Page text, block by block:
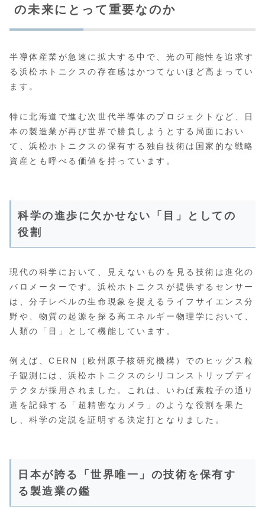
の未来にとって重要なのか
半導体産業が急速に拡大する中で、光の可能性を追求す
る浜松ホトニクスの存在感はかつてないほど高まってい
ます。
特に北海道で進む次世代半導体のプロジェクトなど、日
本の製造業が再び世界で勝負しようとする局面におい
て、浜松ホトニクスの保有する独自技術は国家的な戦略
資産とも呼べる価値を持っています。
科学の進歩に欠かせない「目」としての
役割
現代の科学において、見えないものを見る技術は進化の
バロメーターです。浜松ホトニクスが提供するセンサー
は、分子レベルの生命現象を捉えるライフサイエンス分
野や、物質の起源を探る高エネルギー物理学において、
人類の「目」として機能しています。
例えば、CERN（欧州原子核研究機構）でのヒッグス粒
子観測には、浜松ホトニクスのシリコンストリップディ
テクタが採用されました。これは、いわば素粒子の通り
道を記録する「超精密なカメラ」のような役割を果た
し、科学の定説を証明する決定打となりました。
日本が誇る「世界唯一」の技術を保有す
る製造業の鑑